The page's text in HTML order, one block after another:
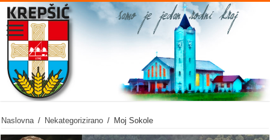
Naslovna / Nekategorizirano / Moj Sokole